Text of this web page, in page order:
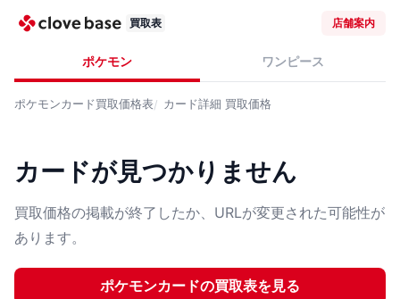
買取表 店舗案内
ポケモン ワンピース
ポケモンカード買取価格表 カード詳細 買取価格
カードが見つかりません
買取価格の掲載が終了したか、URLが変更された可能性が
あります。
ポケモンカードの買取表を見る